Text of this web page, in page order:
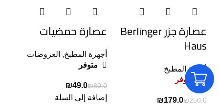
عصارة جزر Berlinger
Haus
أجهزة المطبخ
غير متوفر
₪250.0
₪179.0
عصارة حمضيات
أجهزة المطبخ, العروضات
متوفر
₪80.0
₪49.0
إضافة إلى السلة